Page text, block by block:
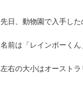
先日、動物園で入手した
名前は「レインボーくん
左右の大小はオーストラ